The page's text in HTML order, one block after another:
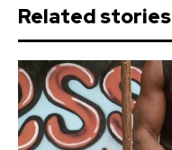
Related stories